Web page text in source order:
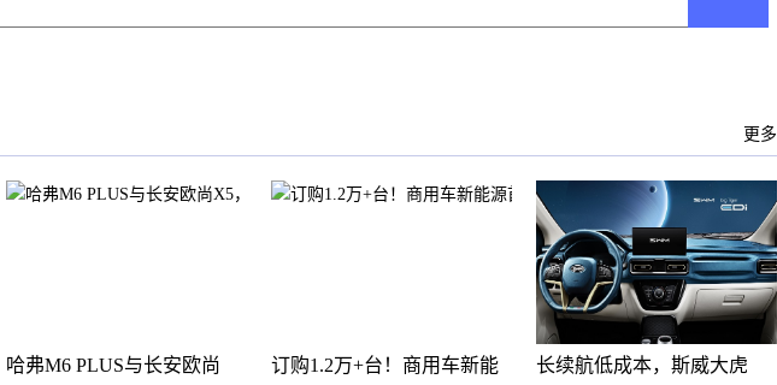
更多
哈弗M6 PLUS与长安欧尚
订购1.2万+台！商用车新能
长续航低成本，斯威大虎